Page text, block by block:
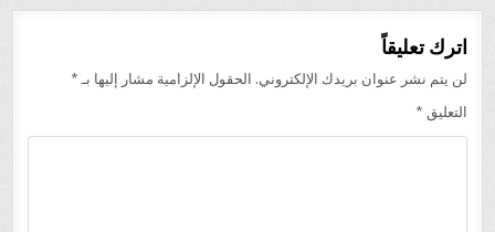
اترك تعليقاً
لن يتم نشر عنوان بريدك الإلكتروني. الحقول الإلزامية مشار إليها بـ *
التعليق *